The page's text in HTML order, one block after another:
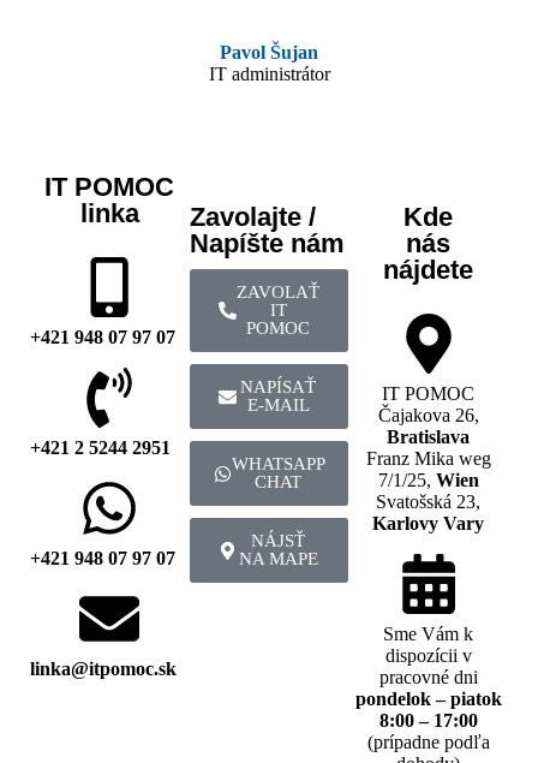
Pavol Šujan
IT administrátor
IT POMOC
linka
+421 948 07 97 07
+421 2 5244 2951
+421 948 07 97 07
linka@itpomoc.sk
Zavolajte /
Napíšte nám
ZAVOLAŤ
IT
POMOC
NAPÍSAŤ
E-MAIL
WHATSAPP
CHAT
NÁJSŤ
NA MAPE
Kde
nás
nájdete
IT POMOC
Čajakova 26,
Bratislava
Franz Mika weg
7/1/25, Wien
Svatošská 23,
Karlovy Vary
Sme Vám k
dispozícii v
pracovné dni
pondelok – piatok
8:00 – 17:00
(prípadne podľa